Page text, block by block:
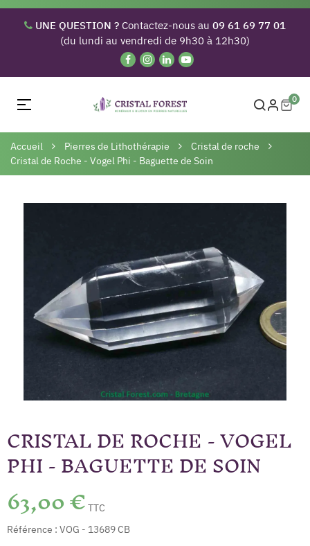
UNE QUESTION ? Contactez-nous au 09 61 69 77 01
(du lundi au vendredi de 9h30 à 12h30)
Basculer
navigation
☰ 0
Accueil Pierres de Lithothérapie
Cristal de roche
Cristal de Roche - Vogel Phi - Baguette de Soin
CRISTAL DE ROCHE - VOGEL
PHI - BAGUETTE DE SOIN
63,00 € TTC
Référence : VOG - 13689 CB